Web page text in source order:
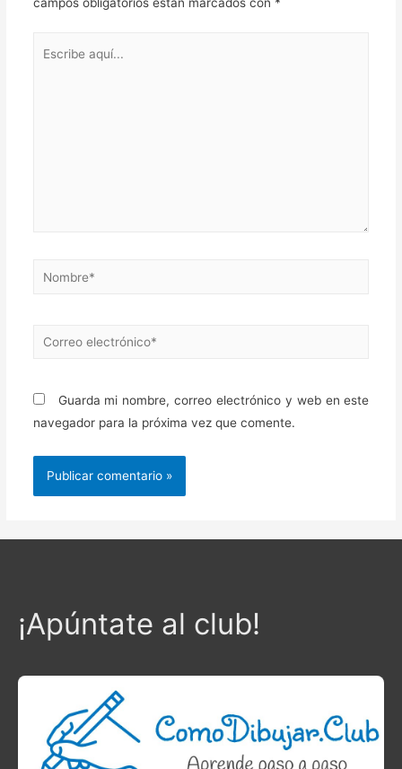
Nombre*
Correo
Guarda mi nombre, correo electrónico y web en este
navegador para la próxima vez que comente.
¡Apúntate al club!